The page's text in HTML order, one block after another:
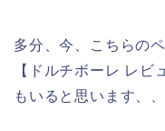
多分、今、こちらの
【ドルチボーレ レビ
もいると思います、、